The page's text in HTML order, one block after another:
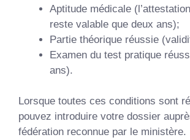
Aptitude médicale
reste valable que deux ans);
Partie théorique réussie
Examen du test pratique
ans).
Lorsque toutes ces conditions sont
pouvez introduire votre dossier
fédération reconnue par le ministère.